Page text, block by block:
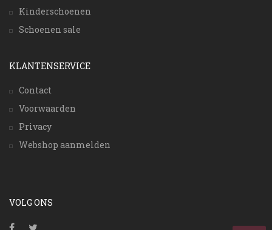
Kinderschoenen
Schoenen sale
KLANTENSERVICE
Contact
Voorwaarden
Privacy
Webshop aanmelden
VOLG ONS